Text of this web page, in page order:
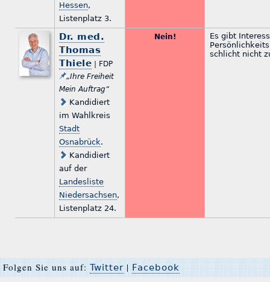
Hessen,
Listenplatz 3.
Dr. med.
Thomas
Thiele | FDP
„Ihre Freiheit
Mein Auftrag“
Kandidiert
im Wahlkreis
Stadt
Osnabrück.
Kandidiert
auf der
Landesliste
Niedersachsen,
Listenplatz 24.
Nein!
Es gibt
schlicht nicht
Folgen Sie uns auf: Twitter | Facebook